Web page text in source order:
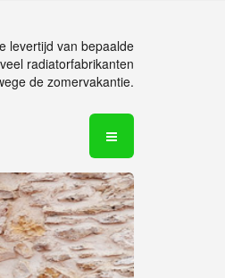
levertijd van bepaalde
radiatorfabrikanten
de zomervakantie.